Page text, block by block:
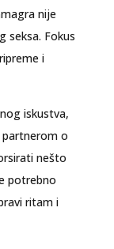
nije
seksa. Fokus
i
iskustva,
o
nešto
potrebno
ritam i